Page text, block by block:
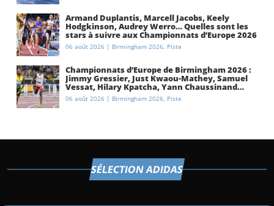
Armand Duplantis, Marcell Jacobs, Keely
Hodgkinson, Audrey Werro… Quelles sont les
stars à suivre aux Championnats d’Europe 2026
à Birmingham ?
06 août 2026 | Birmingham 2026, Piste
Championnats d’Europe de Birmingham 2026 :
Jimmy Gressier, Just Kwaou-Mathey, Samuel
Vessat, Hilary Kpatcha, Yann Chaussinand…
Présentation de l’équipe de France
d’athlétisme
06 août 2026 | Birmingham 2026, Piste
SÉLECTION ADIDAS